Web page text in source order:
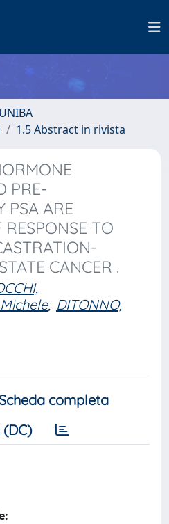
1.5 Abstract in rivista
PRE-
PSA ARE
TO
CANCER .
; DITONNO,
completa